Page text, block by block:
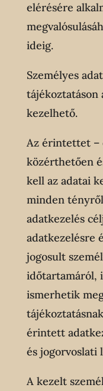
elérésére
ideig.
Személyes
tájékoztatáson
kezelhető.
Az érintettet –
közérthetően
kell az adatai
minden
adatkezelés
adatkezelésre
jogosult
időtartamáról,
ismerhetik
érintett
és jogorvoslati
A kezelt